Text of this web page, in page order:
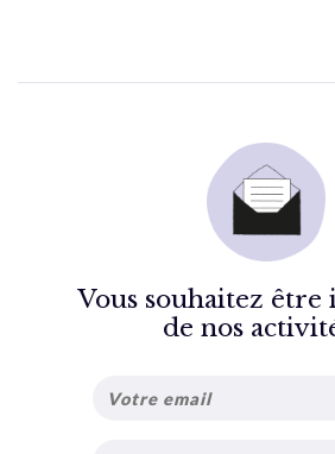
Vous souhaitez
de nos